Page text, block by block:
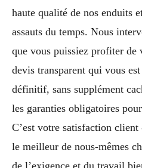
haute qualité de nos enduits
assauts du temps. Nous
que vous puissiez profiter de
devis transparent qui vous
définitif, sans supplément
les garanties obligatoires
C’est votre satisfaction
le meilleur de nous-mêmes
de l’exigence et du travail